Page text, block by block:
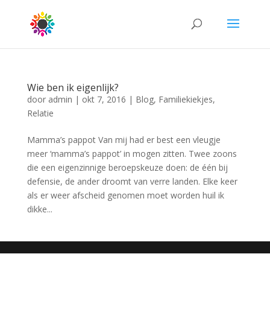
Wie ben ik eigenlijk?
door admin | okt 7, 2016 | Blog, Familiekiekjes,
Relatie
Mamma’s pappot Van mij had er best een vleugje
meer ‘mamma’s pappot’ in mogen zitten. Twee zoons
die een eigenzinnige beroepskeuze doen: de één bij
defensie, de ander droomt van verre landen. Elke keer
als er weer afscheid genomen moet worden huil ik
dikke...